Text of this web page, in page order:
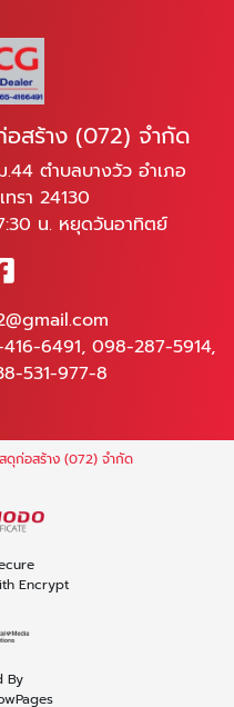
สร้าง (072) จำกัด
ตำบลบางวัว อำเภอ
ทรา 24130
น. หยุดวันอาทิตย์
6491, 098-287-5914,
531-977-8
ก่อสร้าง (072) จำกัด
Encrypt
By